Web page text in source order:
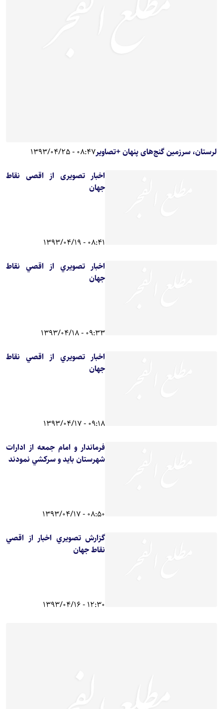
لرستان، سرزمین گنج‌های پنهان +تصاوير08:47 - 1393/04/25
اخبار تصویری از اقصی نقاط
جهان
08:41 - 1393/04/19
اخبار تصويري از اقصي نقاط
جهان
09:33 - 1393/04/18
اخبار تصويري از اقصي نقاط
جهان
09:18 - 1393/04/17
فرماندار و امام جمعه از ادارات
شهرستان بايد و سركشي نمودند
08:50 - 1393/04/17
گزارش تصويري اخبار از اقصي
نقاط جهان
12:30 - 1393/04/16